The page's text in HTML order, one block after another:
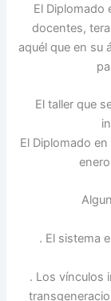
El Diplomado
docentes,
aquél que en su
El taller que
El Diplomado
. El sistema
. Los vínculos